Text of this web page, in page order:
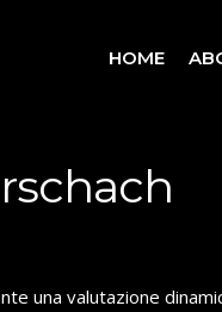
HOME
una valutazione